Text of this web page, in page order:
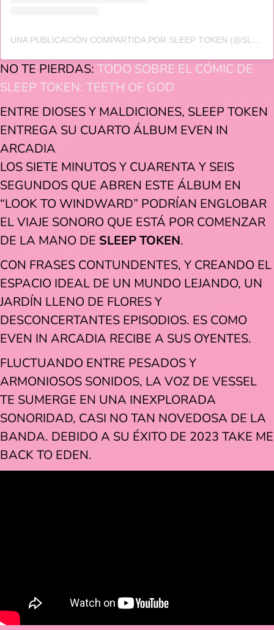
UNA PUBLICACIÓN COMPARTIDA POR SLEEP TOKEN (@SLEEP_TOKEN)
NO TE PIERDAS: TODO SOBRE EL CÓMIC DE
SLEEP TOKEN: TEETH OF GOD
ENTRE DIOSES Y MALDICIONES, SLEEP TOKEN
ENTREGA SU CUARTO ÁLBUM EVEN IN
ARCADIA
LOS SIETE MINUTOS Y CUARENTA Y SEIS
SEGUNDOS QUE ABREN ESTE ÁLBUM EN
“LOOK TO WINDWARD” PODRÍAN ENGLOBAR
EL VIAJE SONORO QUE ESTÁ POR COMENZAR
DE LA MANO DE SLEEP TOKEN.
CON FRASES CONTUNDENTES, Y CREANDO EL
ESPACIO IDEAL DE UN MUNDO LEJANDO, UN
JARDÍN LLENO DE FLORES Y
DESCONCERTANTES EPISODIOS. ES COMO
EVEN IN ARCADIA RECIBE A SUS OYENTES.
FLUCTUANDO ENTRE PESADOS Y
ARMONIOSOS SONIDOS, LA VOZ DE VESSEL
TE SUMERGE EN UNA INEXPLORADA
SONORIDAD, CASI NO TAN NOVEDOSA DE LA
BANDA. DEBIDO A SU ÉXITO DE 2023 TAKE ME
BACK TO EDEN.